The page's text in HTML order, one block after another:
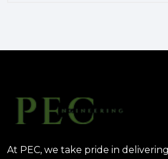
والتكاليف؟
At PEC, we take pride in